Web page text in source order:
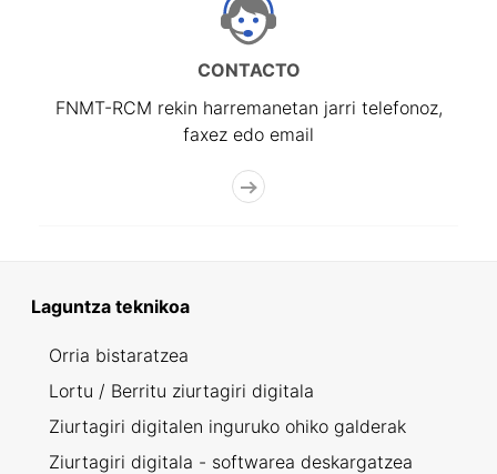
CONTACTO
FNMT-RCM rekin harremanetan jarri telefonoz,
faxez edo email
Laguntza teknikoa
Orria bistaratzea
Lortu / Berritu ziurtagiri digitala
Ziurtagiri digitalen inguruko ohiko galderak
Ziurtagiri digitala - softwarea deskargatzea